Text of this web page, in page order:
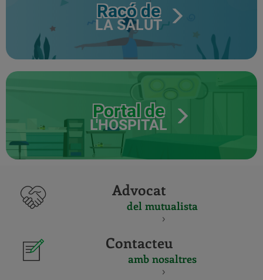
Racó de
LA SALUT
Portal de
L'HOSPITAL
Advocat
del mutualista
Contacteu
amb nosaltres